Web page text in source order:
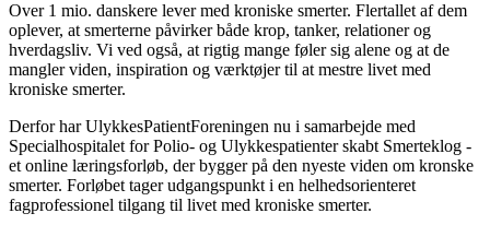
Over 1 mio. danskere lever med kroniske smerter. Flertallet af dem
oplever, at smerterne påvirker både krop, tanker, relationer og
hverdagsliv. Vi ved også, at rigtig mange føler sig alene og at de
mangler viden, inspiration og værktøjer til at mestre livet med
kroniske smerter.
Derfor har UlykkesPatientForeningen nu i samarbejde med
Specialhospitalet for Polio- og Ulykkespatienter skabt Smerteklog -
et online læringsforløb, der bygger på den nyeste viden om kronske
smerter. Forløbet tager udgangspunkt i en helhedsorienteret
fagprofessionel tilgang til livet med kroniske smerter.